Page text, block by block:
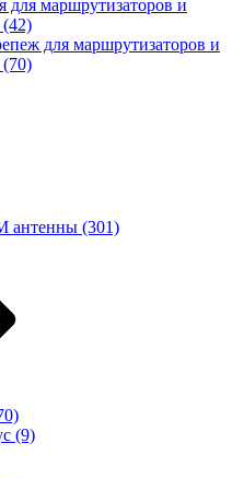
для маршрутизаторов и
(42)
для маршрутизаторов и
(70)
антенны (301)
(9)